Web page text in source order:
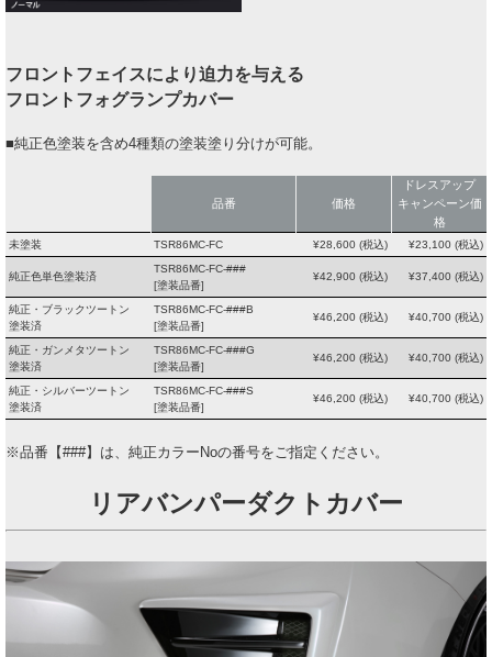
フロントフェイスにより迫力を与える
フロントフォグランプカバー
■純正色塗装を含め4種類の塗装塗り分けが可能。
品番 価格
ドレスアップ
キャンペーン価
格
未塗装 TSR86MC-FC ¥28,600 (税込) ¥23,100 (税込)
純正色単色塗装済
TSR86MC-FC-###
[塗装品番]
¥42,900 (税込) ¥37,400 (税込)
純正・ブラックツートン
塗装済
TSR86MC-FC-###B
[塗装品番]
¥46,200 (税込) ¥40,700 (税込)
純正・ガンメタツートン
塗装済
TSR86MC-FC-###G
[塗装品番]
¥46,200 (税込) ¥40,700 (税込)
純正・シルバーツートン
塗装済
TSR86MC-FC-###S
[塗装品番]
¥46,200 (税込) ¥40,700 (税込)
※品番【###】は、純正カラーNoの番号をご指定ください。
リアバンパーダクトカバー